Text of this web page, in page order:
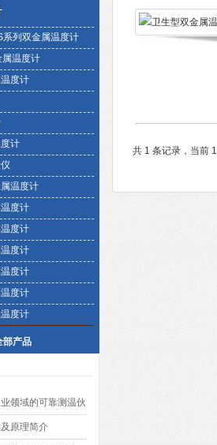
系列双金属温度计
属温度计
度计
计
温度计
度计
度计
度计
度计
度计
度计
部产品
领域的可靠测温伙
原理简介
共 1 条记录，当前